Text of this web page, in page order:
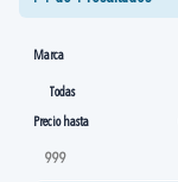
Marca
Precio hasta